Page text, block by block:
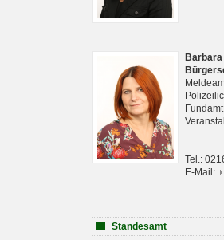
Tel.:
E-Mail:
Standesamt